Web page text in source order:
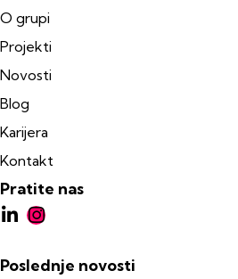
O grupi
Projekti
Novosti
Blog
Karijera
Kontakt
Pratite nas
Poslednje novosti